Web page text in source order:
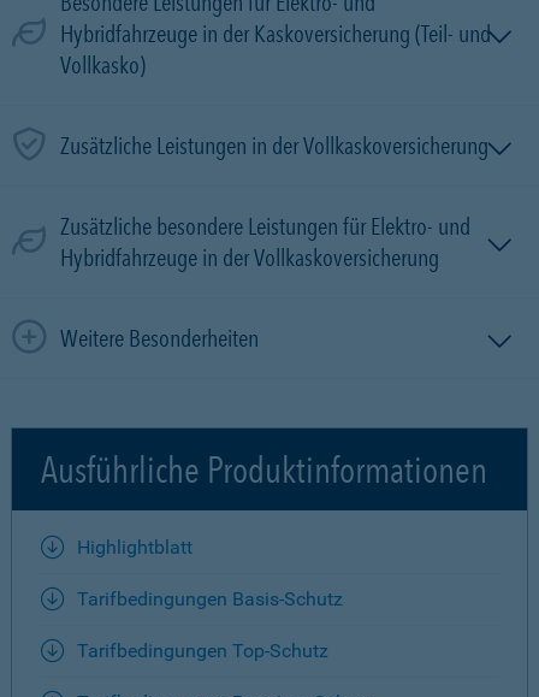
Hybridfahrzeuge in der Kaskoversicherung (Teil- und
Vollkasko)
Zusätzliche Leistungen in der Vollkaskoversicherung
Zusätzliche besondere Leistungen für Elektro- und
Hybridfahrzeuge in der Vollkaskoversicherung
Weitere Besonderheiten
Ausführliche Produktinformationen
Highlightblatt
Tarifbedingungen Basis-Schutz
Tarifbedingungen Top-Schutz